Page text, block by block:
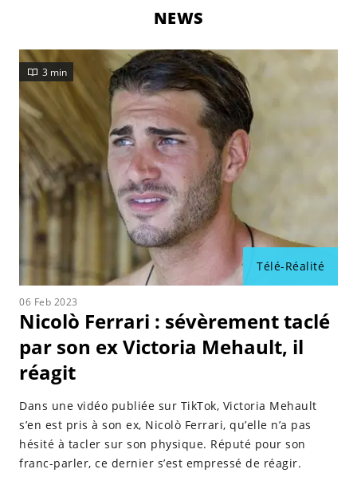
pour se lancer dans une carrière politique.
À 23 ans, ses talents ont été consommés par les yeux
de dénicheurs de talents qui lui ont demandé de
participer à une nouvelle série de télé-réalité
italienne.
Riccanza est comparable à Richissitudes sur MTV ; son
cœur est centré sur un groupe de jeunes Italiens.
Grâce à ses extérieurs stylés et à sa romance
passionnée avec Anna Fongaro, il n'a pas fallu
longtemps pour que le public le reconnaisse comme
faisant partie du programme.
En conclusion, Ferrari a rejoint une émission intime
sur l'île intitulée Temptation VIP.
parlant couramment le français, était déterminé à
participer à une émission de télé-réalité française
C'est là qu'il s'est fait remarquer pour sa relation
amoureuse avec Céline.
NEWS
Télé-Réalité
3 min
06 Feb 2023
Nicolò Ferrari : sévèrement taclé
par son ex Victoria Mehault, il
réagit
Dans une vidéo publiée sur TikTok, Victoria Mehault
s’en est pris à son ex, Nicolò Ferrari, qu’elle n’a pas
hésité à tacler sur son physique. Réputé pour son
franc-parler, ce dernier s’est empressé de réagir.